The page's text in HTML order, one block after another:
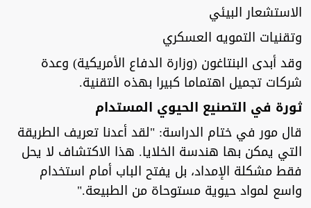
الاستشعار البيئي
وتقنيات التمويه العسكري
وقد أبدى البنتاغون (وزارة الدفاع الأمريكية) وعدة
شركات تجميل اهتماما كبيرا بهذه التقنية.
ثورة في التصنيع الحيوي المستدام
قال مور في ختام الدراسة: "لقد أعدنا تعريف الطريقة
التي يمكن بها هندسة الخلايا. هذا الاكتشاف لا يحل
فقط مشكلة الإمداد، بل يفتح الباب أمام استخدام
واسع لمواد حيوية مستوحاة من الطبيعة."